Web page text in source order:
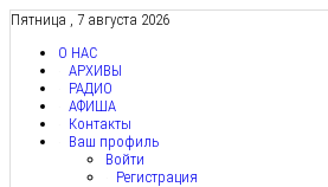
Пятница , 7 августа 2026
О НАС
АРХИВЫ
РАДИО
АФИША
Контакты
Ваш профиль
Войти
Регистрация